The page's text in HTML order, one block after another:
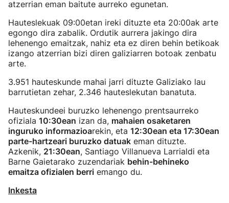
atzerrian eman baitute aurreko egunetan.
Hauteslekuak 09:00etan ireki dituzte eta 20:00ak arte
egongo dira zabalik. Ordutik aurrera jakingo dira
lehenengo emaitzak, nahiz eta ez diren behin betikoak
izango atzerrian bizi diren galiziarren botoak zenbatu
arte.
3.951 hauteskunde mahai jarri dituzte Galiziako lau
barrutietan zehar, 2.346 hauteslekutan banatuta.
Hauteskundeei buruzko lehenengo prentsaurreko
ofiziala 10:30ean izan da, mahaien osaketaren
inguruko informazioarekin, eta 12:30ean eta 17:30ean
parte-hartzeari buruzko datuak eman dituzte.
Azkenik, 21:30ean, Santiago Villanueva Larrialdi eta
Barne Gaietarako zuzendariak behin-behineko
emaitza ofizialen berri emango du.
Inkesta